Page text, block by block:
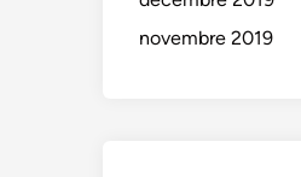
novembre 2019